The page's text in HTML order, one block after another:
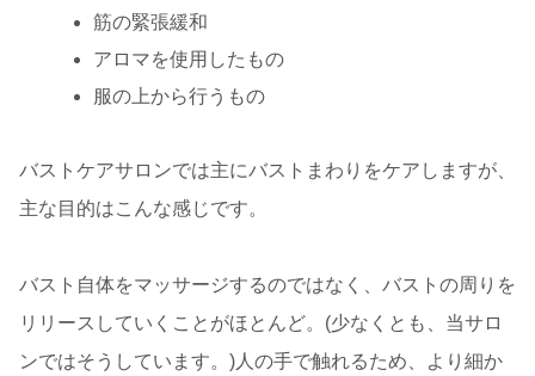
筋の緊張緩和
アロマを使用したもの
服の上から行うもの
バストケアサロンでは主にバストまわりをケアしますが、
主な目的はこんな感じです。
バスト自体をマッサージするのではなく、バストの周りを
リリースしていくことがほとんど。(少なくとも、当サロ
ンではそうしています。)人の手で触れるため、より細か